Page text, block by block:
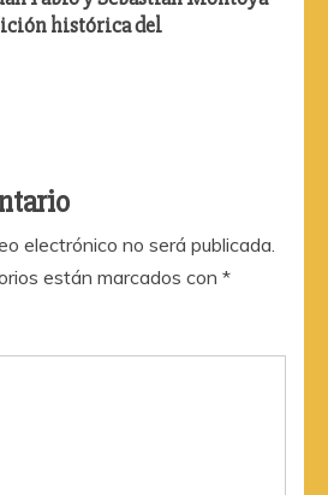
histórica del
electrónico no será publicada.
están marcados con *